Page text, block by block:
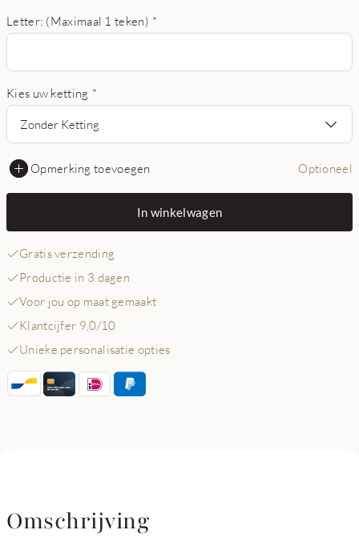
Letter: (Maximaal 1 teken) *
Kies uw ketting *
Zonder Ketting
Opmerking toevoegen Optioneel
In winkelwagen
Gratis verzending
Productie in 3 dagen
Voor jou op maat gemaakt
Klantcijfer 9,0/10
Unieke personalisatie opties
Omschrijving